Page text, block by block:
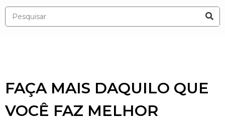
FAÇA MAIS DAQUILO QUE
VOCÊ FAZ MELHOR